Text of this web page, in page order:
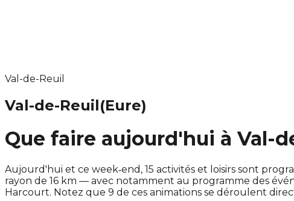
Val-de-Reuil
Val-de-Reuil(Eure)
Que faire aujourd'hui à Val-
Aujourd'hui et ce week‑end, 15 activités et loisirs sont
rayon de 16 km — avec notamment au programme des
Harcourt. Notez que 9 de ces animations se déroulent